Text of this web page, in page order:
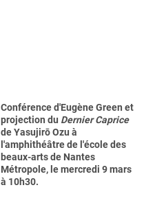
Conférence d'Eugène Green et
projection du Dernier Caprice
de Yasujirō Ozuà
l'amphithéâtre de l'école des
beaux-arts de Nantes
Métropole, le mercredi 9 mars
à 10h30.